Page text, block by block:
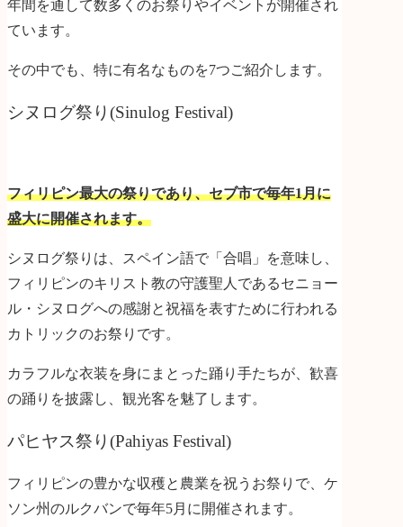
年間を通して数多くのお祭りやイベントが開催され
ています。
その中でも、特に有名なものを7つご紹介します。
シヌログ祭り(Sinulog Festival)
フィリピン最大の祭りであり、セブ市で毎年1月に
盛大に開催されます。
シヌログ祭りは、
スペイン語で「合唱」を意味し、
フィリピンのキリスト教の守護聖人であるセニョー
ル・シヌログへの感謝と祝福を表すために行われる
カトリックのお祭りです。
カラフルな衣装を身にまとった踊り手たちが、歓喜
の踊りを披露し、観光客を魅了します。
パヒヤス祭り(Pahiyas Festival)
フィリピンの豊かな収穫と農業を祝うお祭りで、ケ
ソン州のルクバンで毎年5月に開催されます。